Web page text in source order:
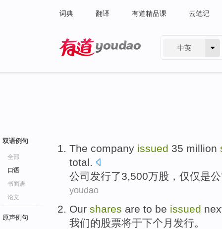
词典 翻译 有道精品课 云笔记
中英
双语例句
全部
口语
书面语
论文
原声例句
The company issued 35 million
total.
公司 发行了3,500万股 ， 仅仅是
youdao
Our shares are to be issued
我们的股票将于下个 月 发行。